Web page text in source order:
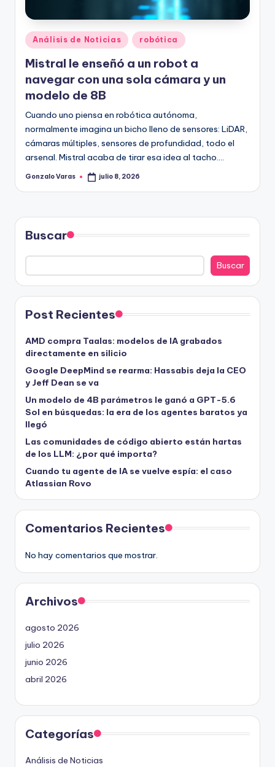
Publicado
en
Análisis de Noticias robótica
Mistral le enseñó a un robot a
navegar con una sola cámara y un
modelo de 8B
Cuando uno piensa en robótica autónoma,
normalmente imagina un bicho lleno de sensores: LiDAR,
cámaras múltiples, sensores de profundidad, todo el
arsenal. Mistral acaba de tirar esa idea al tacho.…
Publicado
Gonzalo Varas julio 8, 2026
Buscar
Buscar
Post Recientes
AMD compra Taalas: modelos de IA grabados
directamente en silicio
Google DeepMind se rearma: Hassabis deja la CEO
y Jeff Dean se va
Un modelo de 4B parámetros le ganó a GPT-5.6
Sol en búsquedas: la era de los agentes baratos ya
llegó
Las comunidades de código abierto están hartas
de los LLM: ¿por qué importa?
Cuando tu agente de IA se vuelve espía: el caso
Atlassian Rovo
Comentarios Recientes
No hay comentarios que mostrar.
Archivos
agosto 2026
julio 2026
junio 2026
abril 2026
Categorías
Análisis de Noticias